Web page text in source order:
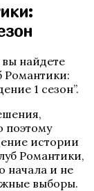
найдете
Романтики:
1 сезон”.
поэтому
истории
Романтики,
начала и не
выборы.